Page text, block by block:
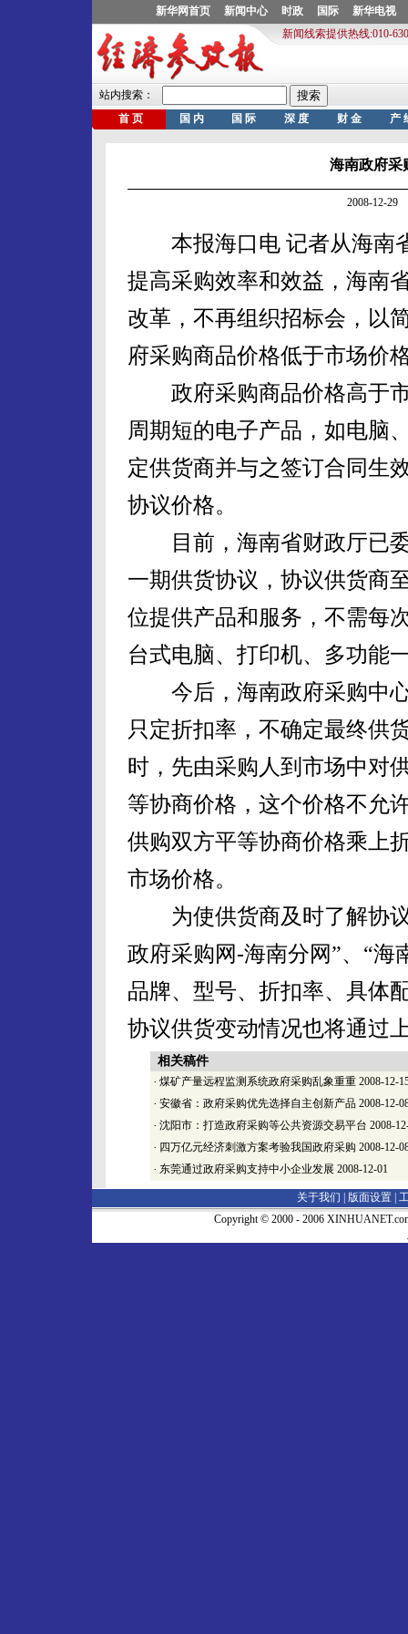
海南政府采
2008-12-29
本报海口电 记者从海南
提高采购效率和效益，海南
改革，不再组织招标会，以
府采购商品价格低于市场价
政府采购商品价格高于市
周期短的电子产品，如电脑
定供货商并与之签订合同生
协议价格。
目前，海南省财政厅已委
一期供货协议，协议供货商
位提供产品和服务，不需每
台式电脑、打印机、多功能
今后，海南政府采购中心
只定折扣率，不确定最终供
时，先由采购人到市场中对
等协商价格，这个价格不允
供购双方平等协商价格乘上
市场价格。
为使供货商及时了解协议
政府采购网-海南分网”、“海
品牌、型号、折扣率、具体
协议供货变动情况也将通过
相关稿件
· 煤矿产量远程监测系统政府采购乱象重重 2008-12-
· 安徽省：政府采购优先选择自主创新产品 2008-12-
· 沈阳市：打造政府采购等公共资源交易平台 2008-
· 四万亿元经济刺激方案考验我国政府采购 2008-12-
· 东莞通过政府采购支持中小企业发展 2008-12-01
关于我们 | 版面设置
Copyright © 2000 - 2006